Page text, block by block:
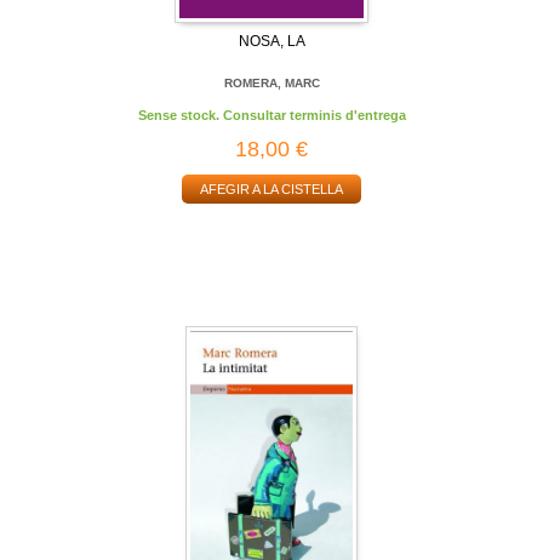
NOSA, LA
ROMERA, MARC
Sense stock. Consultar terminis d'entrega
18,00 €
AFEGIR A LA CISTELLA